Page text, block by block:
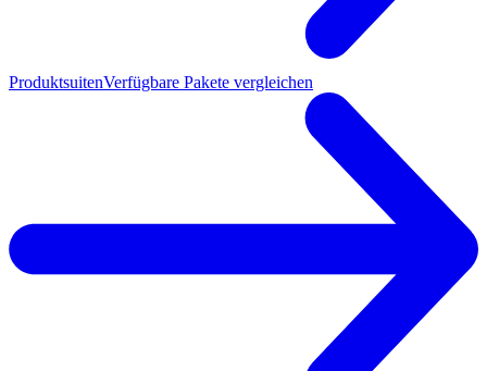
ProduktsuitenVerfügbare Pakete vergleichen